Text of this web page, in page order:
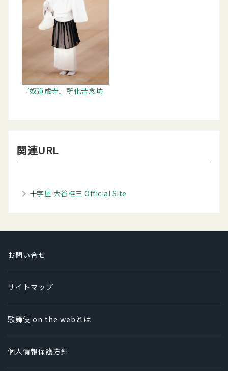
『奴道成寺』所化苦念坊
関連URL
十字屋 大谷桂三 Official Site
お問い合せ
サイトマップ
歌舞伎 on the webとは
個人情報保護方針